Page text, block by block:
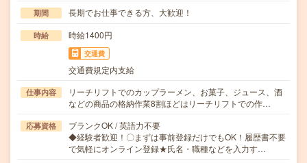
期間 長期でお仕事できる方、大歓迎！
時給 時給1400円
交通費
交通費規定内支給
仕事内容
リーチリフトでのカップラーメン、お菓子、ジュース、酒
などの商品の格納作業8割ほどはリーチリフトでの作…
応募資格
ブランクOK / 英語力不要
◆経験者歓迎！〇まずは事前登録だけでもOK！履歴書不要
で気軽にオンライン登録★氏名・職種などを入力す…